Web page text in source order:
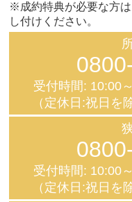
※成約特典が必要な方
し付けください。
受付時間: 10:00
（定休日:祝日を
受付時間: 10:00
（定休日:祝日を